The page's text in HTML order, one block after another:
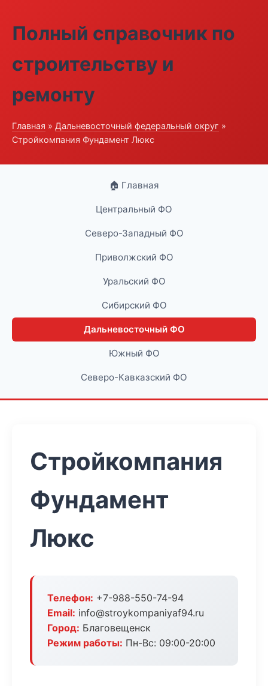
Полный справочник по
строительству и
ремонту
Главная » Дальневосточный федеральный округ »
Стройкомпания Фундамент Люкс
🏠 Главная
Центральный ФО
Северо-Западный ФО
Приволжский ФО
Уральский ФО
Сибирский ФО
Дальневосточный ФО
Южный ФО
Северо-Кавказский ФО
Стройкомпания
Фундамент
Люкс
Телефон: +7-988-550-74-94
Email: info@stroykompaniyaf94.ru
Город: Благовещенск
Режим работы: Пн-Вс: 09:00-20:00